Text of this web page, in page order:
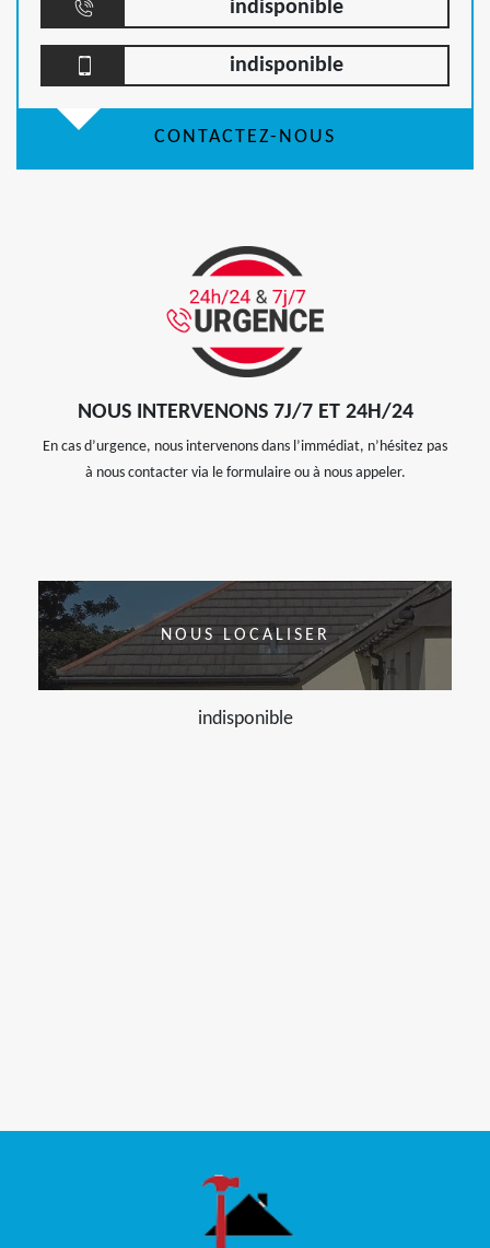
indisponible
indisponible
CONTACTEZ-NOUS
NOUS INTERVENONS 7J/7 ET 24H/24
En cas d’urgence, nous intervenons dans l’immédiat, n’hésitez pas
à nous contacter via le formulaire ou à nous appeler.
NOUS LOCALISER
indisponible